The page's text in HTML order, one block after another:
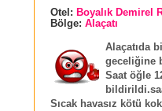
Otel: Boyalık Demirel
Bölge: Alaçatı
Alaçatıda
geceliğine
Saat öğle
Sıcak havasız kötü